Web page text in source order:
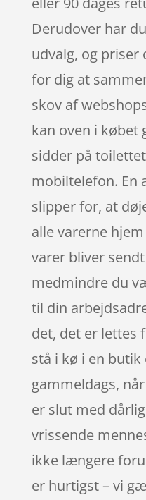
Derudover har
udvalg, og priser
for dig at
skov af
kan oven i købet
sidder på
mobiltelefon. En
slipper for, at
alle varerne
varer bliver
medmindre du
til din
det, det er lettes
stå i kø i en
gammeldags,
er slut med
vrissende
ikke længere
er hurtigst – vi